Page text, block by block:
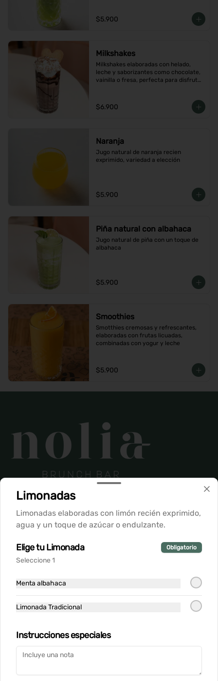
$5.900
Milkshakes
Milkshakes elaboradas con helado,
leche y saborizantes como chocolate,
vainilla o fresa, perfecta para disfrutar
$6.900
Naranja
Jugo natural de naranja recien
exprimido, variedad a elección
$5.900
Piña natural con albahaca
Jugo natural de piña con un toque de
albahaca
$5.900
Smoothies
Smotthies cremosas y refrescantes,
elaboradas con frutas licuadas,
combinadas con yogur y leche
$5.900
Conócenos
Teléfono: +56987969939
Términos y condiciones
Redes sociales
Mi cuenta
Iniciar sesión
Limonadas
Limonadas elaboradas con limón recién exprimido,
agua y un toque de azúcar o endulzante.
Elige tu Limonada Obligatorio
Seleccione 1
Menta albahaca
Limonada Tradicional
Instrucciones especiales